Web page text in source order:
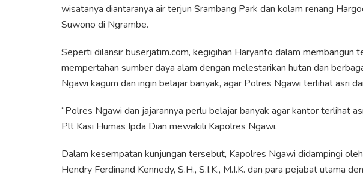
wisatanya diantaranya air terjun Srambang Park dan kolam renang
Suwono di Ngrambe.
Seperti dilansir buserjatim.com, kegigihan Haryanto dalam membangun
mempertahan sumber daya alam dengan melestarikan hutan dan
Ngawi kagum dan ingin belajar banyak, agar Polres Ngawi terlihat asri
“Polres Ngawi dan jajarannya perlu belajar banyak agar kantor terlihat
Plt Kasi Humas Ipda Dian mewakili Kapolres Ngawi.
Dalam kesempatan kunjungan tersebut, Kapolres Ngawi didampingi
Hendry Ferdinand Kennedy, S.H., S.I.K., M.I.K. dan para pejabat utama